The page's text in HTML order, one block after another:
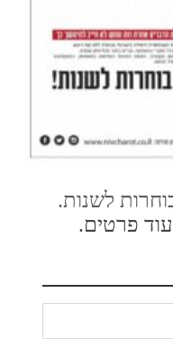
לשנות.
פרטים.